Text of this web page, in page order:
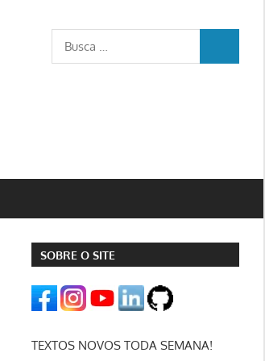
Busca
para:
SOBRE O SITE
TEXTOS NOVOS TODA SEMANA!